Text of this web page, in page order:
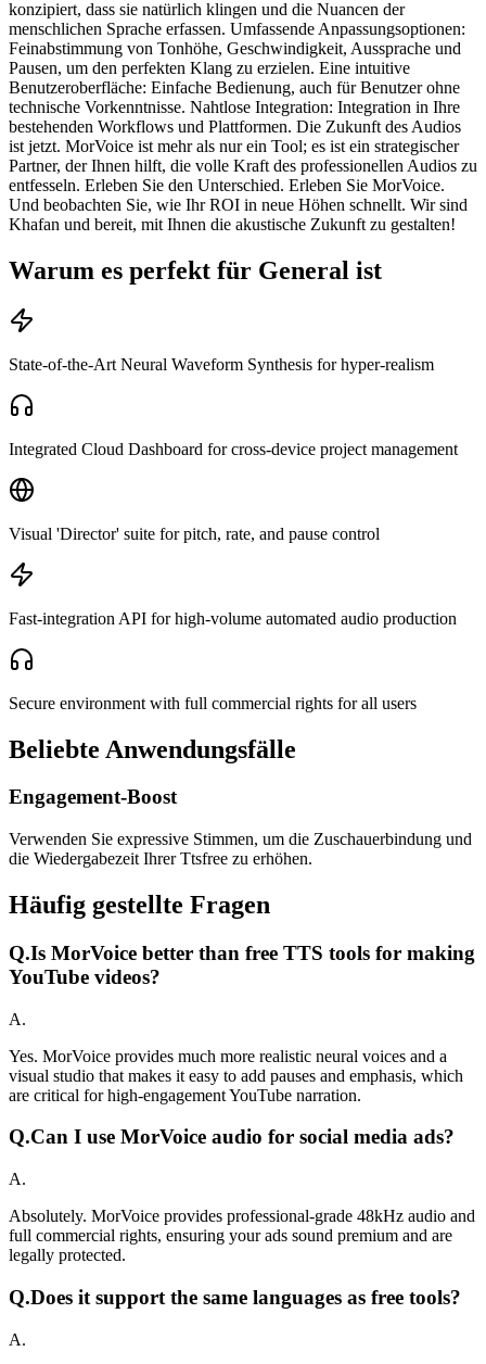
konzipiert, dass sie natürlich klingen und die Nuancen der
menschlichen Sprache erfassen. Umfassende Anpassungsoptionen:
Feinabstimmung von Tonhöhe, Geschwindigkeit, Aussprache und
Pausen, um den perfekten Klang zu erzielen. Eine intuitive
Benutzeroberfläche: Einfache Bedienung, auch für Benutzer ohne
technische Vorkenntnisse. Nahtlose Integration: Integration in Ihre
bestehenden Workflows und Plattformen. Die Zukunft des Audios
ist jetzt. MorVoice ist mehr als nur ein Tool; es ist ein strategischer
Partner, der Ihnen hilft, die volle Kraft des professionellen Audios zu
entfesseln. Erleben Sie den Unterschied. Erleben Sie MorVoice.
Und beobachten Sie, wie Ihr ROI in neue Höhen schnellt. Wir sind
Khafan und bereit, mit Ihnen die akustische Zukunft zu gestalten!
Warum es perfekt für General ist
State-of-the-Art Neural Waveform Synthesis for hyper-realism
Integrated Cloud Dashboard for cross-device project management
Visual 'Director' suite for pitch, rate, and pause control
Fast-integration API for high-volume automated audio production
Secure environment with full commercial rights for all users
Beliebte Anwendungsfälle
Engagement-Boost
Verwenden Sie expressive Stimmen, um die Zuschauerbindung und
die Wiedergabezeit Ihrer Ttsfree zu erhöhen.
Häufig gestellte Fragen
Q.Is MorVoice better than free TTS tools for making
YouTube videos?
A.
Yes. MorVoice provides much more realistic neural voices and a
visual studio that makes it easy to add pauses and emphasis, which
are critical for high-engagement YouTube narration.
Q.Can I use MorVoice audio for social media ads?
A.
Absolutely. MorVoice provides professional-grade 48kHz audio and
full commercial rights, ensuring your ads sound premium and are
legally protected.
Q.Does it support the same languages as free tools?
A.